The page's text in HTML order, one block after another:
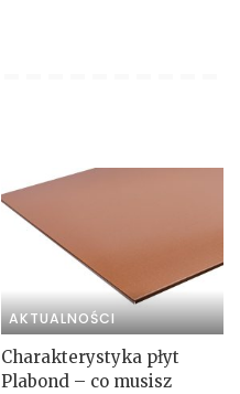
AKTUALNOŚCI
Charakterystyka płyt
Plabond – co musisz